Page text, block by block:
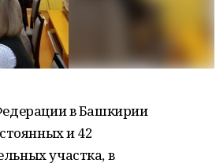
в Башкирии
и 42
участка, в